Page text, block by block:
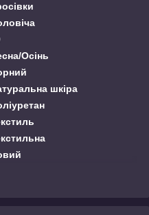
Осінь
шкіра